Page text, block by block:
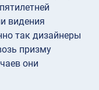
видения
так дизайнеры
призму
они